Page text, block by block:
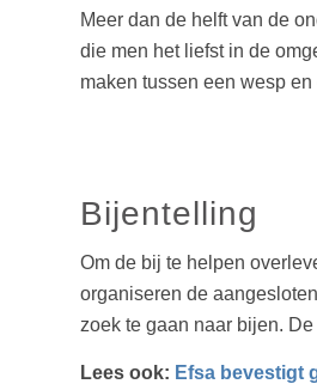
Meer dan de helft van de
die men het liefst in de
maken tussen een wesp
Bijentelling
Om de bij te helpen
organiseren de
zoek te gaan naar bijen.
Lees ook: Efsa bevestigt